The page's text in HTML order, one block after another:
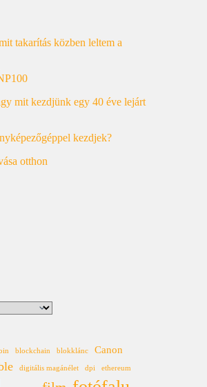
takarítás közben leltem a
mit kezdjünk egy 40 éve lejárt
kezdjek?
otthon
blockchain blokklánc Canon
digitális magánélet dpi ethereum